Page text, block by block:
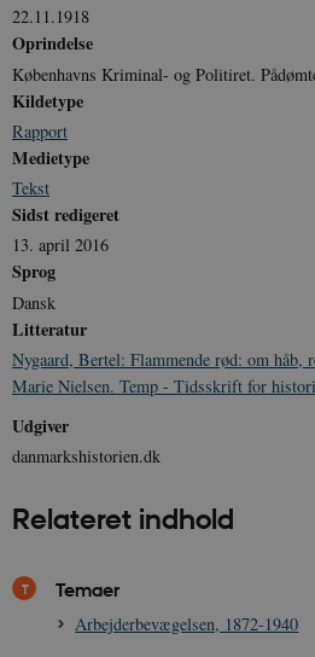
22.11.1918
Oprindelse
Københavns Kriminal- og Politiret.
Kildetype
Rapport
Medietype
Tekst
Sidst redigeret
13. april 2016
Sprog
Dansk
Litteratur
Nygaard, Bertel: Flammende rød: om håb,
Marie Nielsen. Temp - Tidsskrift for
Udgiver
danmarkshistorien.dk
Relateret indhold
Temaer
Arbejderbevægelsen, 1872-1940